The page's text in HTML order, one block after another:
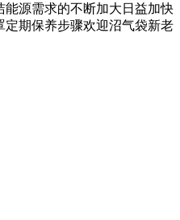
源需求的不断加大日益加快
期保养步骤欢迎沼气袋新老